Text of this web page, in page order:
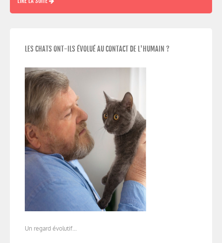
LES CHATS ONT-ILS ÉVOLUÉ AU CONTACT DE L'HUMAIN ?
Un regard évolutif...